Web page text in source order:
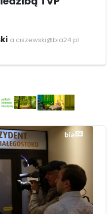
a.ciszewski@bia24.pl